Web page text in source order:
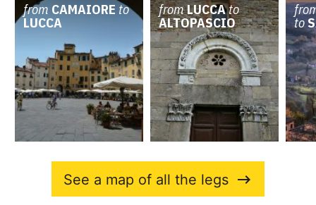
from CAMAIORE to
LUCCA
fromLUCCAto
ALTOPASCIO to
See a map of all the legs keyboard_backspace